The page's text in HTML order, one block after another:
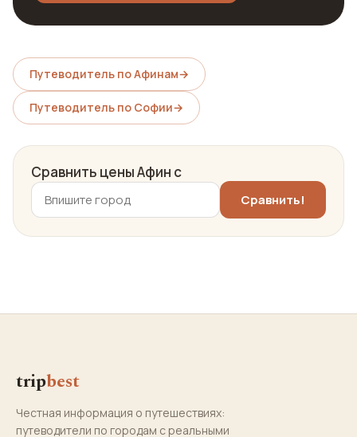
Путеводитель по Афинам→
Путеводитель по Софии→
Сравнить цены Афин с
tripbest
Честная информация о путешествиях:
путеводители по городам с реальными